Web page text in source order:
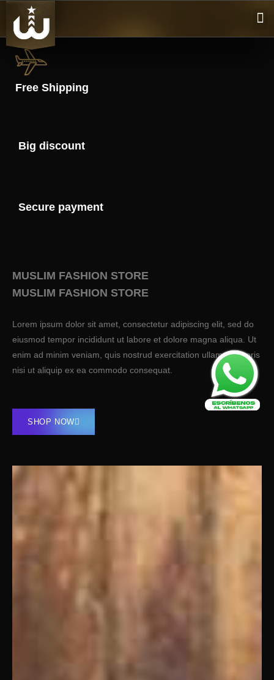
Free Shipping
Big discount
Secure payment
MUSLIM FASHION STORE
MUSLIM FASHION STORE
Lorem ipsum dolor sit amet, consectetur adipiscing elit, sed do
eiusmod tempor incididunt ut labore et dolore magna aliqua. Ut
enim ad minim veniam, quis nostrud exercitation ullamco laboris
nisi ut aliquip ex ea commodo consequat.
SHOP NOW